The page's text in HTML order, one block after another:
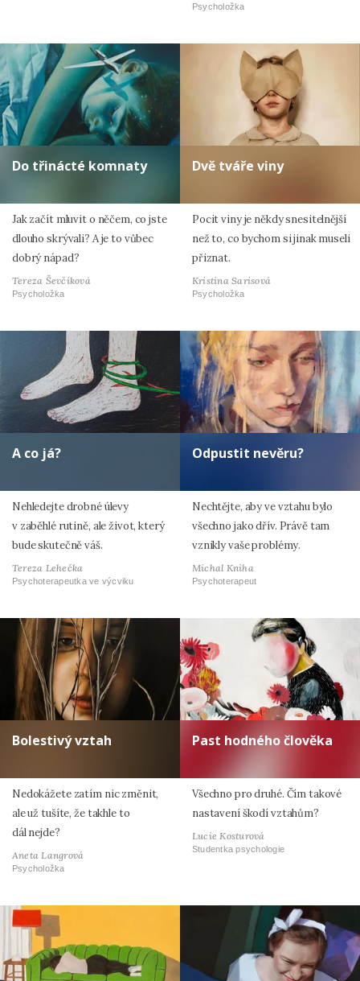
Psycholožka
Do třinácté komnaty
Jak začít mluvit o něčem, co jste
dlouho skrývali? A je to vůbec
dobrý nápad?
Tereza Ševčíková
Psycholožka
Dvě tváře viny
Pocit viny je někdy snesitelnější
než to, co bychom si jinak museli
přiznat.
Kristina Sarisová
Psycholožka
A co já?
Nehledejte drobné úlevy
v zaběhlé rutině, ale život, který
bude skutečně váš.
Tereza Lehečka
Psychoterapeutka ve výcviku
Odpustit nevěru?
Nechtějte, aby ve vztahu bylo
všechno jako dřív. Právě tam
vznikly vaše problémy.
Michal Kniha
Psychoterapeut
Bolestivý vztah
Nedokážete zatím nic změnit,
ale už tušíte, že takhle to
dál nejde?
Aneta Langrová
Psycholožka
Past hodného člověka
Všechno pro druhé. Čím takové
nastavení škodí vztahům?
Lucie Kosturová
Studentka psychologie